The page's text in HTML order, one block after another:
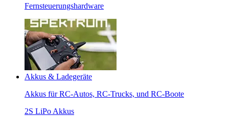
Fernsteuerungshardware
Akkus & Ladegeräte
Akkus für RC-Autos, RC-Trucks, und RC-Boote
2S LiPo Akkus